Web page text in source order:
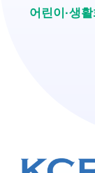
어린이·생